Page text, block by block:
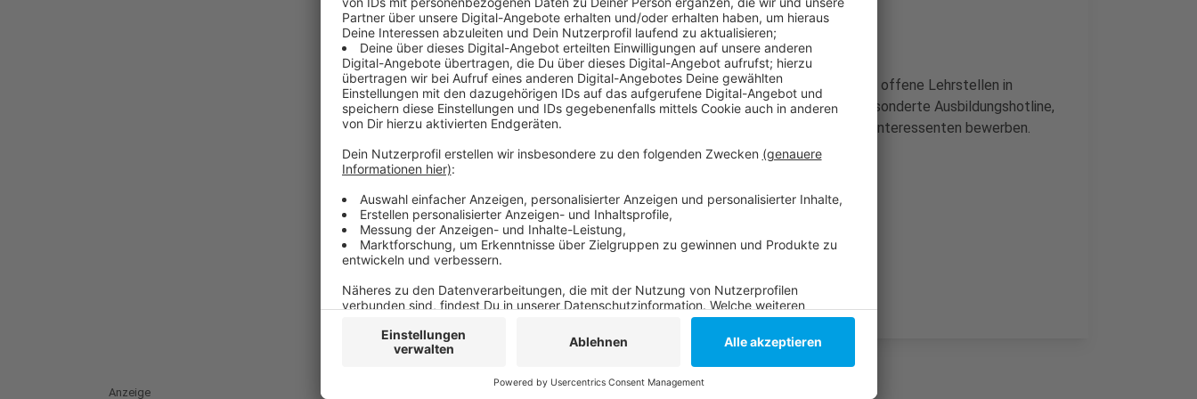
Anzeige
Aufgrund der Corona-Pandemie vermittelt die Handwerkskammer offene Lehrstellen in
diesem Jahr deutlich länger als in vorherigen Jahren. Über eine gesonderte Ausbildungshotline,
eine WhatsApp Sprechstunde oder die Online-Börse können sich Interessenten bewerben.
Noch bis November können Bewerber eine Ausbildung beginnen.
Ausbildungshotline: 0211 8795-603 und -607
Anzeige
Anzeige